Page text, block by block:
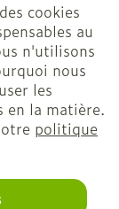
cookies
au
n'utilisons
nous
les
en la matière.
politique